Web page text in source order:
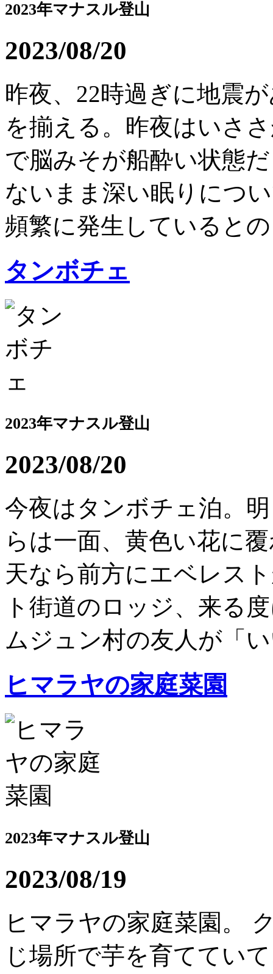
2023年マナスル登山
2023/08/20
昨夜、22時過ぎに地震
を揃える。昨夜はいさ
で脳みそが船酔い状態
ないまま深い眠りにつ
頻繁に発生していると
タンボチェ
2023年マナスル登山
2023/08/20
今夜はタンボチェ泊。
らは一面、黄色い花に
天なら前方にエベレス
ト街道のロッジ、来る
ムジュン村の友人が「
ヒマラヤの家庭菜園
2023年マナスル登山
2023/08/19
ヒマラヤの家庭菜園。
じ場所で芋を育ててい